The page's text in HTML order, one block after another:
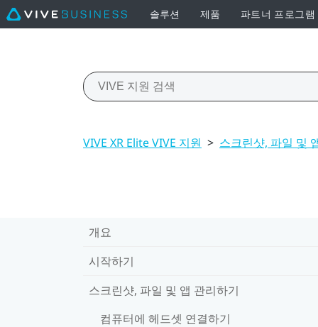
솔루션 제품 파트너 프로그램
VIVE XR Elite VIVE 지원 > 스크린샷, 파일 및
개요
시작하기
스크린샷, 파일 및 앱 관리하기
컴퓨터에 헤드셋 연결하기